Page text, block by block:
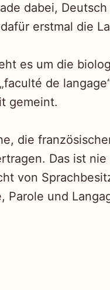
dabei,
erstmal die
es um die
de
gemeint.
die
Das ist
von
Parole und